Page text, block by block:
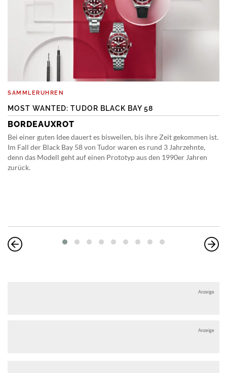
SAMMLERUHREN
MOST WANTED: TUDOR BLACK BAY 58
BORDEAUXROT
Bei einer guten Idee dauert es bisweilen, bis ihre Zeit gekommen ist.
Im Fall der Black Bay 58 von Tudor waren es rund 3 Jahrzehnte,
denn das Modell geht auf einen Prototyp aus den 1990er Jahren
zurück.
Anzeige
Anzeige